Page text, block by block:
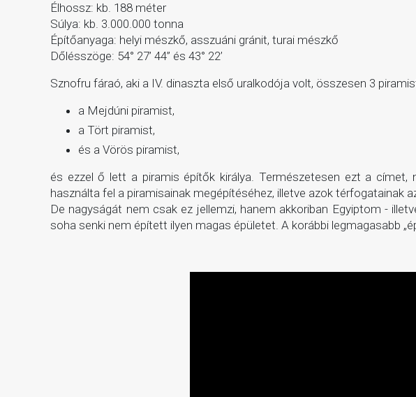
Élhossz: kb. 188 méter
Súlya: kb. 3.000.000 tonna
Építőanyaga: helyi mészkő, asszuáni gránit, turai mészkő
Dőlésszöge: 54° 27’ 44” és 43° 22’
Sznofru fáraó, aki a IV. dinaszta első uralkodója volt, összesen 3
a Mejdúni piramist,
a Tört piramist,
és a Vörös piramist,
és ezzel ő lett a piramis építők királya. Természetesen ezt a
használta fel a piramisainak megépítéséhez, illetve azok térfogatainak
De nagyságát nem csak ez jellemzi, hanem akkoriban Egyiptom -
soha senki nem épített ilyen magas épületet. A korábbi legmagasabb